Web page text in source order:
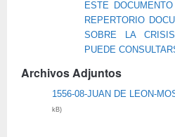
ESTE
REPERTORIO
SOBRE LA
PUEDE
Archivos Adjuntos
1556-08-JUAN DE LEON-
kB)